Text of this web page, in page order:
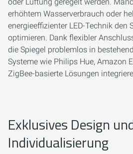
oder Lüftung geregelt werden.
erhöhtem Wasserverbrauch oder
energieeffizienter LED-Technik den
optimieren. Dank flexibler
die Spiegel problemlos in
Systeme wie Philips Hue, Amazon
ZigBee-basierte Lösungen
Exklusives Design
Individualisierung